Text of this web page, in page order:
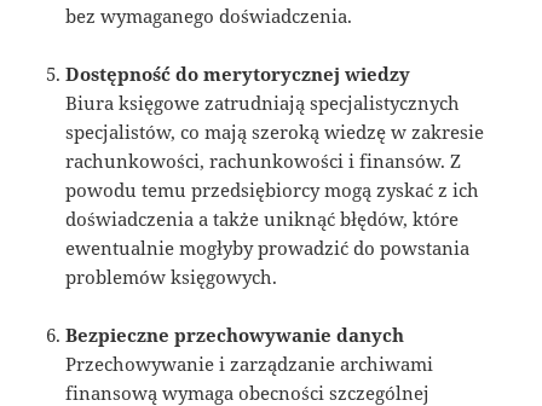
bez wymaganego doświadczenia.
Dostępność do merytorycznej wiedzy
Biura księgowe zatrudniają specjalistycznych
specjalistów, co mają szeroką wiedzę w zakresie
rachunkowości, rachunkowości i finansów. Z
powodu temu przedsiębiorcy mogą zyskać z ich
doświadczenia a także uniknąć błędów, które
ewentualnie mogłyby prowadzić do powstania
problemów księgowych.
Bezpieczne przechowywanie danych
Przechowywanie i zarządzanie archiwami
finansową wymaga obecności szczególnej